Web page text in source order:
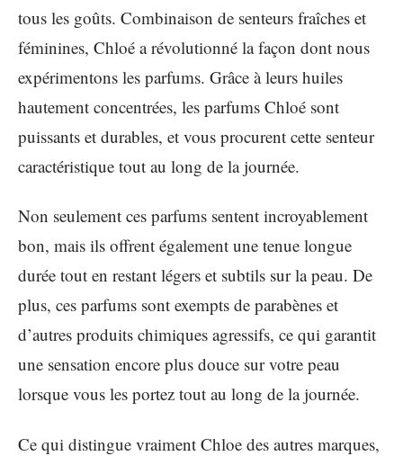
tous les goûts. Combinaison de senteurs fraîches et
féminines, Chloé a révolutionné la façon dont nous
expérimentons les parfums. Grâce à leurs huiles
hautement concentrées, les parfums Chloé sont
puissants et durables, et vous procurent cette senteur
caractéristique tout au long de la journée.
Non seulement ces parfums sentent incroyablement
bon, mais ils offrent également une tenue longue
durée tout en restant légers et subtils sur la peau. De
plus, ces parfums sont exempts de parabènes et
d’autres produits chimiques agressifs, ce qui garantit
une sensation encore plus douce sur votre peau
lorsque vous les portez tout au long de la journée.
Ce qui distingue vraiment Chloe des autres marques,